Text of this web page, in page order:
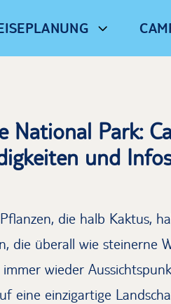
National Park:
und
die halb Kaktus,
die überall wie steinerne
wieder
eine einzigartige